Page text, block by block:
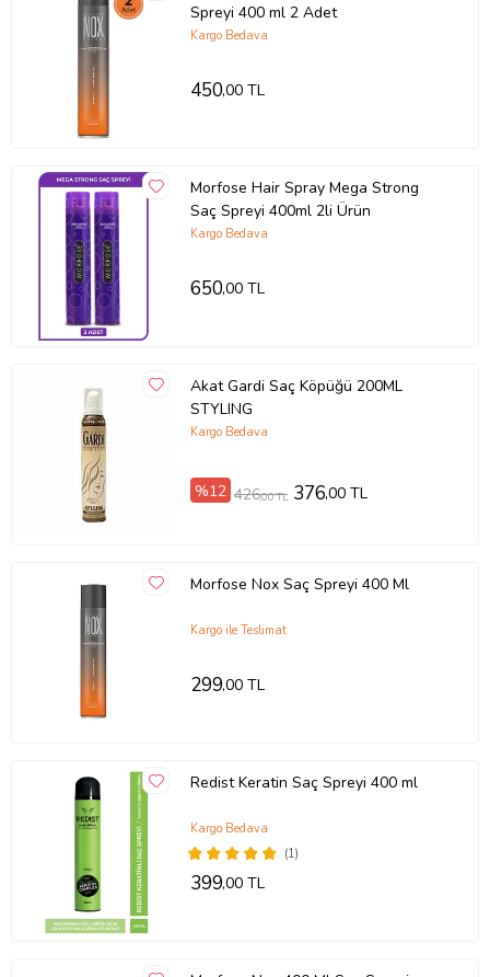
Spreyi 400 ml 2 Adet
Kargo Bedava
450,00 TL
Morfose Hair Spray Mega Strong
Saç Spreyi 400ml 2li Ürün
Kargo Bedava
650,00 TL
Akat Gardi Saç Köpüğü 200ML
STYLING
Kargo Bedava
%12 426,00 TL 376,00 TL
Morfose Nox Saç Spreyi 400 Ml
Kargo ile Teslimat
299,00 TL
Redist Keratin Saç Spreyi 400 ml
(1)
Kargo Bedava
399,00 TL